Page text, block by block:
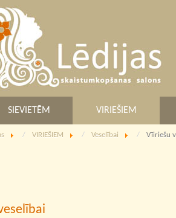
SIEVIETĒM VIRIEŠIEM
VIRIEŠIEM Veselībai Vīiriešu